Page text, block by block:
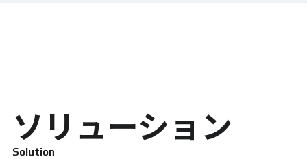
ソリューション
Solution